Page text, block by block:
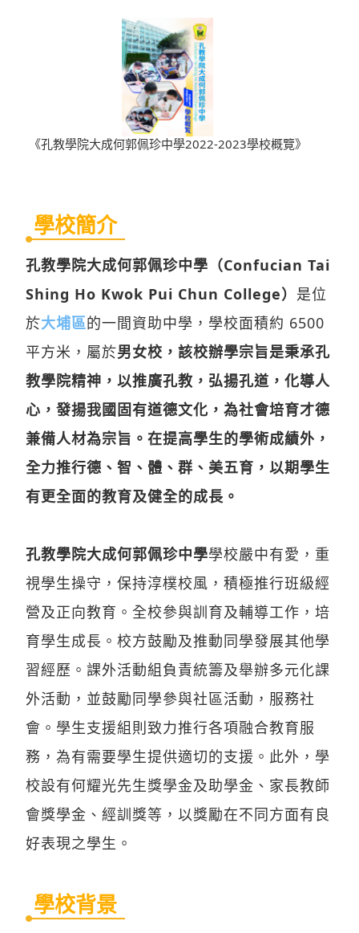
《孔教學院大成何郭佩珍中學2022-2023學校概覽》
學校簡介
孔教學院大成何郭佩珍中學（Confucian Tai
Shing Ho Kwok Pui Chun College） 是位
於大埔區的一間資助中學，學校面積約 6500
平方米，屬於男女校，該校辦學宗旨是秉承孔
教學院精神，以推廣孔教，弘揚孔道，化導人
心，發揚我國固有道德文化，為社會培育才德
兼備人材為宗旨。在提高學生的學術成績外，
全力推行德、智、體、群、美五育，以期學生
有更全面的教育及健全的成長。
孔教學院大成何郭佩珍中學學校嚴中有愛，重
視學生操守，保持淳樸校風，積極推行班級經
營及正向教育。全校參與訓育及輔導工作，培
育學生成長。校方鼓勵及推動同學發展其他學
習經歷。課外活動組負責統籌及舉辦多元化課
外活動，並鼓勵同學參與社區活動，服務社
會。學生支援組則致力推行各項融合教育服
務，為有需要學生提供適切的支援。此外，學
校設有何耀光先生獎學金及助學金、家長教師
會獎學金、經訓獎等，以獎勵在不同方面有良
好表現之學生。
學校背景